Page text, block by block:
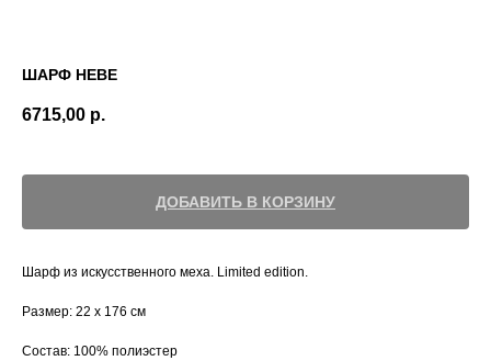
ШАРФ НЕВЕ
6715,00 р.
ДОБАВИТЬ В КОРЗИНУ
Шарф из искусственного меха. Limited edition.
Размер: 22 х 176 см
Состав: 100% полиэстер